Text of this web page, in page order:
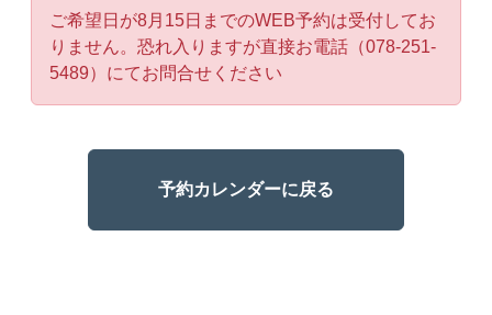
ご希望日が8月15日までのWEB予約は受付してお
りません。恐れ入りますが直接お電話（078-251-
5489）にてお問合せください
予約カレンダーに戻る